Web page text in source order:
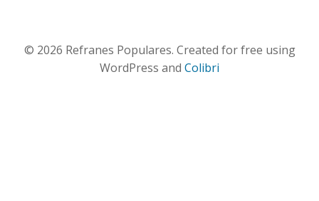
© 2026 Refranes Populares. Created for free using
WordPress and Colibri